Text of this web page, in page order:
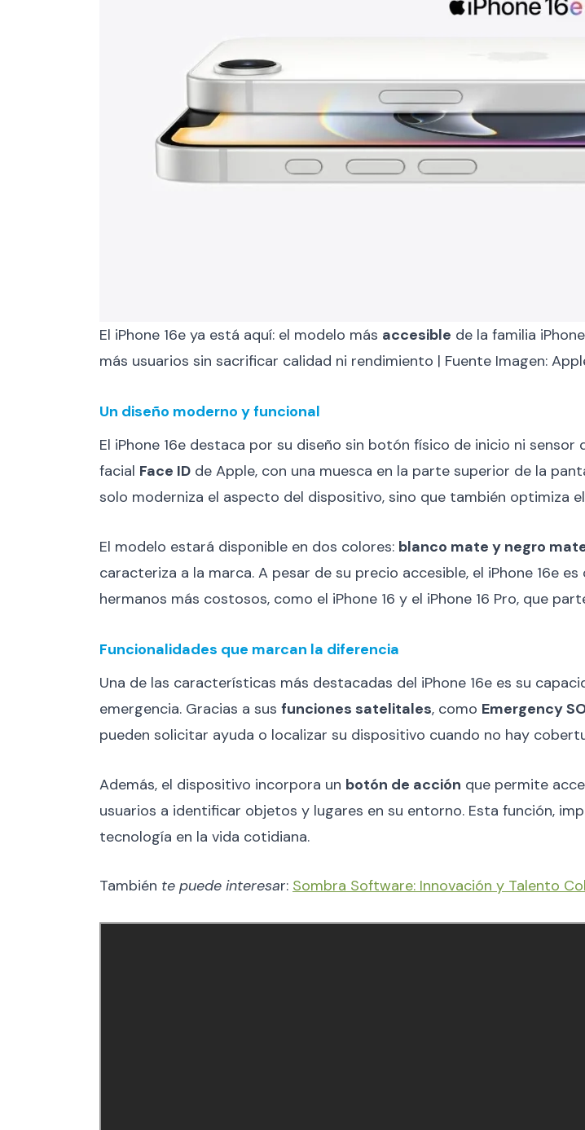
El iPhone 16e ya está aquí: el modelo más accesible de la familia
más usuarios sin sacrificar calidad ni rendimiento | Fuente Imagen:
Un diseño moderno y funcional
El iPhone 16e destaca por su diseño sin botón físico de inicio ni
facial Face ID de Apple, con una muesca en la parte superior de la
solo moderniza el aspecto del dispositivo, sino que también optimiza
El modelo estará disponible en dos colores: blanco mate y negro
caracteriza a la marca. A pesar de su precio accesible, el iPhone 16e
hermanos más costosos, como el iPhone 16 y el iPhone 16 Pro, que
Funcionalidades que marcan la diferencia
Una de las características más destacadas del iPhone 16e es su
emergencia. Gracias a sus funciones satelitales, como Emergency
pueden solicitar ayuda o localizar su dispositivo cuando no hay
Además, el dispositivo incorpora un botón de acción que permite
usuarios a identificar objetos y lugares en su entorno. Esta función,
tecnología en la vida cotidiana.
También te puede interesar: Sombra Software: Innovación y Talento